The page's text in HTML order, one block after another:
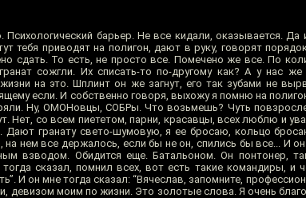
Психологический барьер. Не все кидали, оказывается.
тебя приводят на полигон, дают в руку, говорят
сдать. То есть, не просто все. Помечено же все. По
сожгли. Их списать-то по-другому как? А у нас
на это. Шплинт он же загнут, его так зубами не
если. И собственно говоря, выхожу я помню на
Ну, ОМОНовцы, СОБРы. Что возьмешь? Чуть
Нет, со всем пиететом, парни, красавцы, всех люблю и
гранату свето-шумовую, я ее бросаю, кольцо
на нем все держалось, если бы не он, спились бы все... И
взводом. Обидится еще. Батальоном. Он понтонер,
сказал, помнил всех, вот есть такие командиры, и
И он мне тогда сказал: “Вячеслав, запомните,
девизом моим по жизни. Это золотые слова. Я очень